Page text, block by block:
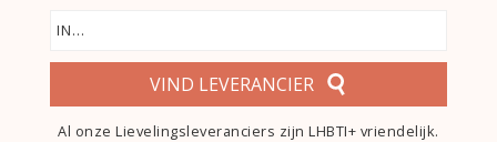
VIND LEVERANCIER
Al onze Lievelingsleveranciers zijn LHBTI+ vriendelijk.